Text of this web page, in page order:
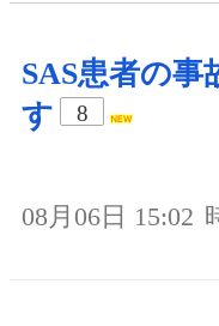
SAS患者の事
す
8
08月06日 15:02